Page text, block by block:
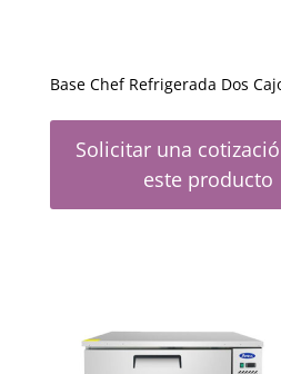
Base Chef Refrigerada Dos
Solicitar una
este producto